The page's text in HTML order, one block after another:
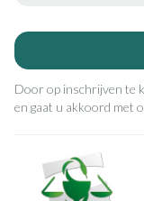
Door op inschrijven te
en gaat u akkoord met